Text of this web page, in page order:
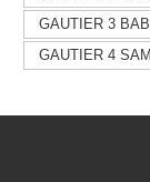
GAUTIER 3
GAUTIER 4